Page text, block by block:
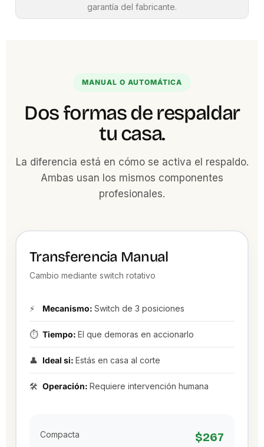
garantía del fabricante.
MANUAL O AUTOMÁTICA
Dos formas de respaldar
tu casa.
La diferencia está en cómo se activa el respaldo.
Ambas usan los mismos componentes
profesionales.
Transferencia Manual
Cambio mediante switch rotativo
⚡ Mecanismo: Switch de 3 posiciones
⏱️ Tiempo: El que demoras en accionarlo
👤 Ideal si: Estás en casa al corte
🛠️ Operación: Requiere intervención humana
Compacta $267